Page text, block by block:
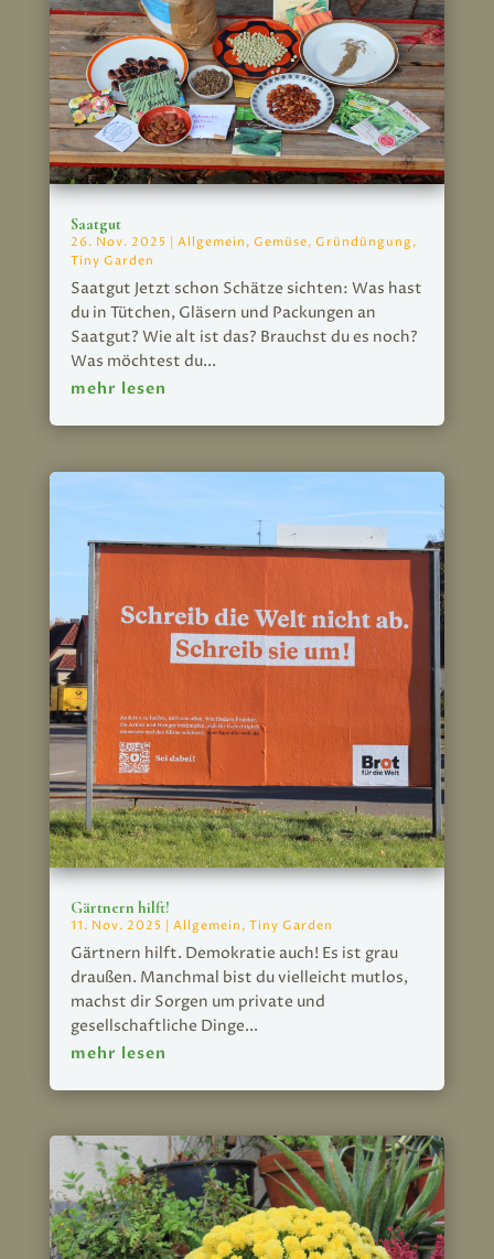
Saatgut
26. Nov. 2025 | Allgemein , Gemüse, Gründüngung,
Tiny Garden
Saatgut Jetzt schon Schätze sichten: Was hast
du in Tütchen, Gläsern und Packungen an
Saatgut? Wie alt ist das? Brauchst du es noch?
Was möchtest du...
mehr lesen
Gärtnern hilft!
11. Nov. 2025 | Allgemein , Tiny Garden
Gärtnern hilft. Demokratie auch! Es ist grau
draußen. Manchmal bist du vielleicht mutlos,
machst dir Sorgen um private und
gesellschaftliche Dinge...
mehr lesen